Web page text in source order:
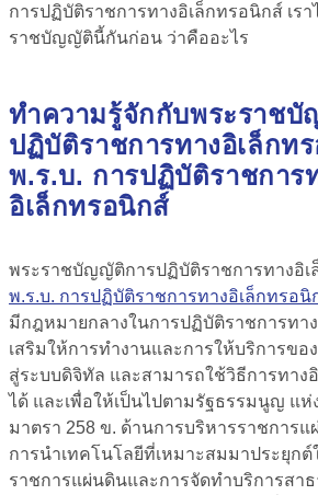
การปฏิบัติราชการทางอิเล็กทรอนิกส์ เร
ราชบัญญัตินี้กันก่อน ว่าคืออะไร
ทำความรู้จักกับพระราช
ปฏิบัติราชการทางอิเล็กท
พ.ร.บ. การปฏิบัติราชการ
อิเล็กทรอนิกส์
พระราชบัญญัติการปฏิบัติราชการทางอิเ
พ.ร.บ. การปฏิบัติราชการทางอิเล็กทรอนิ
มีกฎหมายกลางในการปฏิบัติราชการทา
เสริมให้การทำงานและการให้บริการขอ
สู่ระบบดิจิทัล และสามารถใช้วิธีการทาง
ได้ และเพื่อให้เป็นไปตามรัฐธรรมนูญ แ
มาตรา 258 ข. ด้านการบริหารราชการ
การนำเทคโนโลยีที่เหมาะสมมาประยุกต์
ราชการแผ่นดินและการจัดทำบริการสา